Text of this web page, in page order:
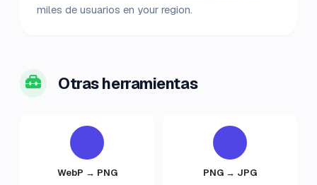
miles de usuarios en your region.
Otras herramientas
WebP → PNG PNG → JPG